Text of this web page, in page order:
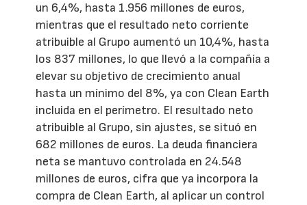
un 6,4%, hasta 1.956 millones de euros,
mientras que el resultado neto corriente
atribuible al Grupo aumentó un 10,4%, hasta
los 837 millones, lo que llevó a la compañía a
elevar su objetivo de crecimiento anual
hasta un mínimo del 8%, ya con Clean Earth
incluida en el perímetro. El resultado neto
atribuible al Grupo, sin ajustes, se situó en
682 millones de euros. La deuda financiera
neta se mantuvo controlada en 24.548
millones de euros, cifra que ya incorpora la
compra de Clean Earth, al aplicar un control